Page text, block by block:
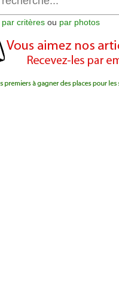
par critères ou par photos